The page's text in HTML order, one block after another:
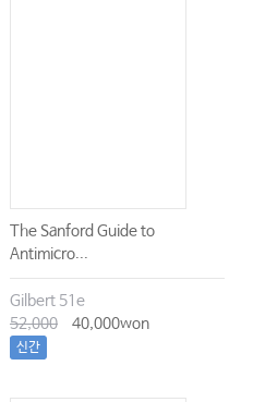
The Sanford Guide to
Antimicro...
Gilbert 51e
52,000
40,000won
신간